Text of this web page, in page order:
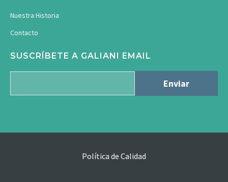
Nuestra Historia
Contacto
SUSCRÍBETE A GALIANI EMAIL
Política de Calidad